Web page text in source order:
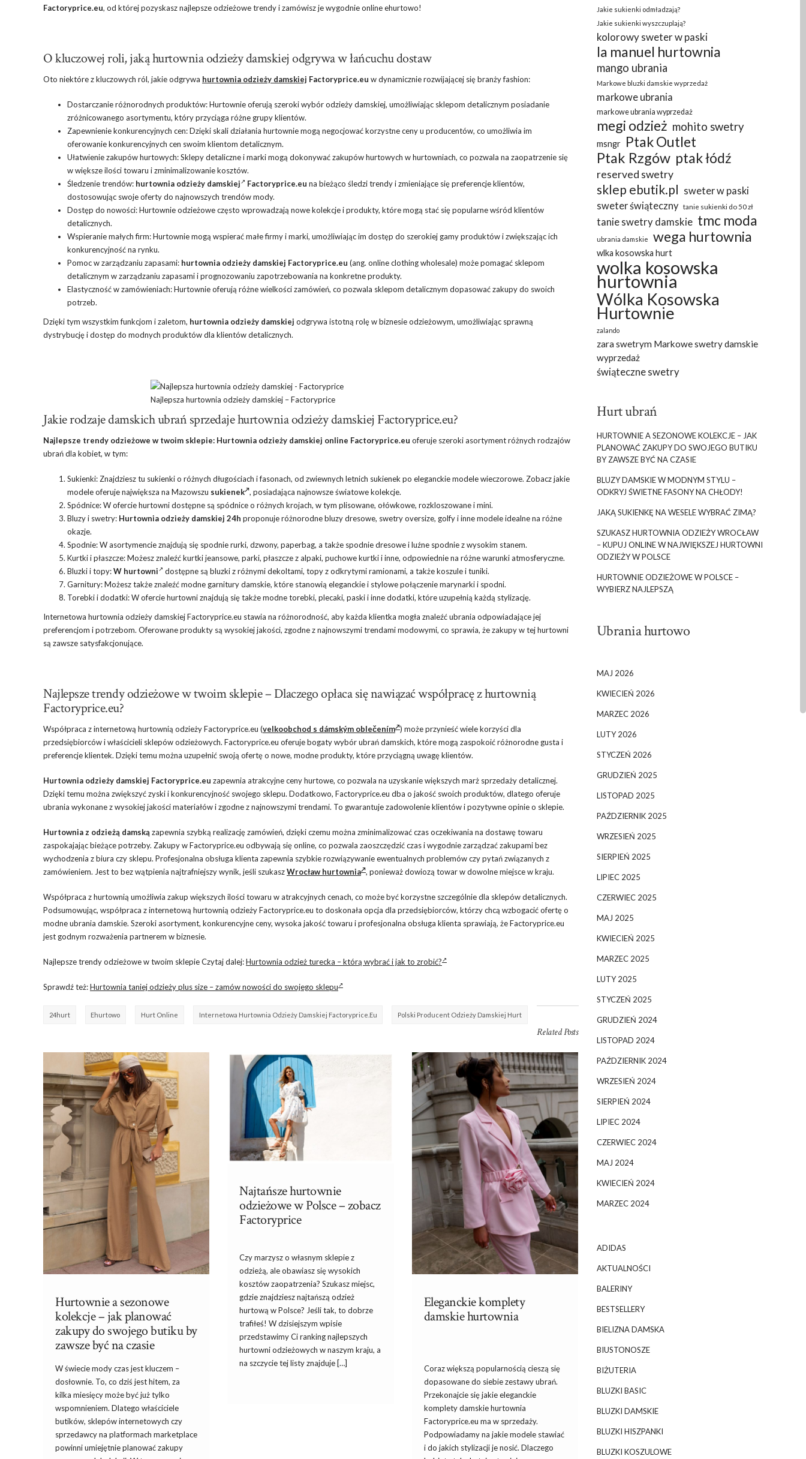
Factoryprice.eu, od której pozyskasz najlepsze odzieżowe trendy i zamówisz je wygodnie online ehurtowo!
O kluczowej roli, jaką hurtownia odzieży damskiej odgrywa w łańcuchu dostaw
Oto niektóre z kluczowych ról, jakie odgrywa hurtownia odzieży damskiej Factoryprice.eu w dynamicznie rozwijającej się branży fashion:
Dostarczanie różnorodnych produktów: Hurtownie oferują szeroki wybór odzieży damskiej, umożliwiając sklepom detalicznym posiadanie
zróżnicowanego asortymentu, który przyciąga różne grupy klientów.
Zapewnienie konkurencyjnych cen: Dzięki skali działania hurtownie mogą negocjować korzystne ceny u producentów, co umożliwia im
oferowanie konkurencyjnych cen swoim klientom detalicznym.
Ułatwienie zakupów hurtowych: Sklepy detaliczne i marki mogą dokonywać zakupów hurtowych w hurtowniach, co pozwala na zaopatrzenie się
w większe ilości towaru i zminimalizowanie kosztów.
Śledzenie trendów: hurtownia odzieży damskiej Factoryprice.eu na bieżąco śledzi trendy i zmieniające się preferencje klientów,
dostosowując swoje oferty do najnowszych trendów mody.
Dostęp do nowości: Hurtownie odzieżowe często wprowadzają nowe kolekcje i produkty, które mogą stać się popularne wśród klientów
detalicznych.
Wspieranie małych firm: Hurtownie mogą wspierać małe firmy i marki, umożliwiając im dostęp do szerokiej gamy produktów i zwiększając ich
konkurencyjność na rynku.
Pomoc w zarządzaniu zapasami: hurtownia odzieży damskiej Factoryprice.eu (ang. online clothing wholesale) może pomagać sklepom
detalicznym w zarządzaniu zapasami i prognozowaniu zapotrzebowania na konkretne produkty.
Elastyczność w zamówieniach: Hurtownie oferują różne wielkości zamówień, co pozwala sklepom detalicznym dopasować zakupy do swoich
potrzeb.
Dzięki tym wszystkim funkcjom i zaletom, hurtownia odzieży damskiej odgrywa istotną rolę w biznesie odzieżowym, umożliwiając sprawną
dystrybucję i dostęp do modnych produktów dla klientów detalicznych.
Najlepsza hurtownia odzieży damskiej– Factoryprice
Jakie rodzaje damskich ubrań sprzedaje hurtownia odzieży damskiej Factoryprice.eu?
Najlepsze trendy odzieżowe w twoim sklepie: Hurtownia odzieży damskiej online Factoryprice.eu oferuje szeroki asortyment różnych rodzajów
ubrań dla kobiet, w tym:
Sukienki: Znajdziesz tu sukienki o różnych długościach i fasonach, od zwiewnych letnich sukienek po eleganckie modele wieczorowe. Zobacz jakie
modele oferuje największa na Mazowszu sukienek , posiadająca najnowsze światowe kolekcje.
Spódnice: W ofercie hurtowni dostępne są spódnice o różnych krojach, w tym plisowane, ołówkowe, rozkloszowane i mini.
Bluzy i swetry: Hurtownia odzieży damskiej 24h proponuje różnorodne bluzy dresowe, swetry oversize, golfy i inne modele idealne na różne
okazje.
Spodnie: W asortymencie znajdują się spodnie rurki, dzwony, paperbag, a także spodnie dresowe i luźne spodnie z wysokim stanem.
Kurtki i płaszcze: Możesz znaleźć kurtki jeansowe, parki, płaszcze z alpaki, puchowe kurtki i inne, odpowiednie na różne warunki atmosferyczne.
Bluzki i topy:W hurtowni
dostępne są bluzki z różnymi dekoltami, topy z odkrytymi ramionami, a także koszule i tuniki.
Garnitury: Możesz także znaleźć modne garnitury damskie, które stanowią eleganckie i stylowe połączenie marynarki i spodni.
Torebki i dodatki: W ofercie hurtowni znajdują się także modne torebki, plecaki, paski i inne dodatki, które uzupełnią każdą stylizację.
Internetowa hurtownia odzieży damskiej Factoryprice.eu stawia na różnorodność, aby każda klientka mogła znaleźć ubrania odpowiadające jej
preferencjom i potrzebom. Oferowane produkty są wysokiej jakości, zgodne z najnowszymi trendami modowymi, co sprawia, że zakupy w tej hurtowni
są zawsze satysfakcjonujące.
Najlepsze trendy odzieżowe w twoim sklepie – Dlaczego opłaca się nawiązać współpracę z hurtownią
Factoryprice.eu?
Współpraca z internetową hurtownią odzieży Factoryprice.eu (velkoobchod s dámským oblečením ) może przynieść wiele korzyści dla
przedsiębiorców i właścicieli sklepów odzieżowych. Factoryprice.eu oferuje bogaty wybór ubrań damskich, które mogą zaspokoić różnorodne gusta i
preferencje klientek. Dzięki temu można uzupełnić swoją ofertę o nowe, modne produkty, które przyciągną uwagę klientów.
Hurtownia odzieży damskiej Factoryprice.eu zapewnia atrakcyjne ceny hurtowe, co pozwala na uzyskanie większych marż sprzedaży detalicznej.
Dzięki temu można zwiększyć zyski i konkurencyjność swojego sklepu. Dodatkowo, Factoryprice.eu dba o jakość swoich produktów, dlatego oferuje
ubrania wykonane z wysokiej jakości materiałów i zgodne z najnowszymi trendami. To gwarantuje zadowolenie klientów i pozytywne opinie o sklepie.
Hurtownia z odzieżą damską zapewnia szybką realizację zamówień, dzięki czemu można zminimalizować czas oczekiwania na dostawę towaru
zaspokajając bieżące potrzeby. Zakupy w Factoryprice.eu odbywają się online, co pozwala zaoszczędzić czas i wygodnie zarządzać zakupami bez
wychodzenia z biura czy sklepu. Profesjonalna obsługa klienta zapewnia szybkie rozwiązywanie ewentualnych problemów czy pytań związanych z
zamówieniem. Jest to bez wątpienia najtrafniejszy wynik, jeśli szukaszWrocław hurtownia , ponieważ dowiozą towar w dowolne miejsce w kraju.
Współpraca z hurtownią umożliwia zakup większych ilości towaru w atrakcyjnych cenach, co może być korzystne szczególnie dla sklepów detalicznych.
Podsumowując, współpraca z internetową hurtownią odzieży Factoryprice.eu to doskonała opcja dla przedsiębiorców, którzy chcą wzbogacić ofertę o
modne ubrania damskie. Szeroki asortyment, konkurencyjne ceny, wysoka jakość towaru i profesjonalna obsługa klienta sprawiają, że Factoryprice.eu
jest godnym rozważenia partnerem w biznesie.
Najlepsze trendy odzieżowe w twoim sklepie Czytaj dalej:Hurtownia odzież turecka – którą wybrać i jak to zrobić?
Sprawdź też:Hurtownia taniej odzieży plus size – zamów nowości do swojego sklepu
24hurt Ehurtowo Hurt Online Internetowa Hurtownia Odzieży Damskiej Factoryprice.eu Polski Producent Odzieży Damskiej Hurt
Related Posts
Hurtownie a sezonowe
kolekcje – jak planować
zakupy do swojego butiku by
zawsze być na czasie
W świecie mody czas jest kluczem –
dosłownie. To, co dziś jest hitem, za
kilka miesięcy może być już tylko
wspomnieniem. Dlatego właściciele
butików, sklepów internetowych czy
sprzedawcy na platformach marketplace
powinni umiejętnie planować zakupy
Najtańsze hurtownie
odzieżowe w Polsce – zobacz
Factoryprice
Czy marzysz o własnym sklepie z
odzieżą, ale obawiasz się wysokich
kosztów zaopatrzenia? Szukasz miejsc,
gdzie znajdziesz najtańszą odzież
hurtową w Polsce? Jeśli tak, to dobrze
trafiłeś! W dzisiejszym wpisie
przedstawimy Ci ranking najlepszych
hurtowni odzieżowych w naszym kraju, a
na szczycie tej listy znajduje […]
Eleganckie komplety
damskie hurtownia
Coraz większą popularnością cieszą się
dopasowane do siebie zestawy ubrań.
Przekonajcie się jakie eleganckie
komplety damskie hurtownia
Factoryprice.eu ma w sprzedaży.
Podpowiadamy na jakie modele stawiać
i do jakich stylizacji je nosić. Dlaczego
Jakie sukienki odmładzają?
Jakie sukienki wyszczuplają?
kolorowy sweter w paski
la manuel hurtownia
mango ubrania
Markowe bluzki damskie wyprzedaż
markowe ubrania
markowe ubrania wyprzedaż
megi odzież mohito swetry
msngr Ptak Outlet
Ptak Rzgów ptak łódź
reserved swetry
sklep ebutik.pl sweter w paski
sweter świąteczny
tanie sukienki do 50 zł
tanie swetry damskie tmc moda
ubrania damskie wega hurtownia
wlka kosowska hurt
wolka kosowska
hurtownia
Wólka Kosowska
Hurtownie
zalando
zara swetrym Markowe swetry damskie
wyprzedaż
świąteczne swetry
Hurt ubrań
HURTOWNIE A SEZONOWE KOLEKCJE – JAK
PLANOWAĆ ZAKUPY DO SWOJEGO BUTIKU
BY ZAWSZE BYĆ NA CZASIE
BLUZY DAMSKIE W MODNYM STYLU –
ODKRYJ ŚWIETNE FASONY NA CHŁODY!
JAKĄ SUKIENKĘ NA WESELE WYBRAĆ ZIMĄ?
SZUKASZ HURTOWNIA ODZIEŻY WROCŁAW
– KUPUJ ONLINE W NAJWIĘKSZEJ HURTOWNI
ODZIEŻY W POLSCE
HURTOWNIE ODZIEŻOWE W POLSCE –
WYBIERZ NAJLEPSZĄ
Ubrania hurtowo
MAJ 2026
KWIECIEŃ 2026
MARZEC 2026
LUTY 2026
STYCZEŃ 2026
GRUDZIEŃ 2025
LISTOPAD 2025
PAŹDZIERNIK 2025
WRZESIEŃ 2025
SIERPIEŃ 2025
LIPIEC 2025
CZERWIEC 2025
MAJ 2025
KWIECIEŃ 2025
MARZEC 2025
LUTY 2025
STYCZEŃ 2025
GRUDZIEŃ 2024
LISTOPAD 2024
PAŹDZIERNIK 2024
WRZESIEŃ 2024
SIERPIEŃ 2024
LIPIEC 2024
CZERWIEC 2024
MAJ 2024
KWIECIEŃ 2024
MARZEC 2024
ADIDAS
AKTUALNOŚCI
BALERINY
BESTSELLERY
BIELIZNA DAMSKA
BIUSTONOSZE
BIŻUTERIA
BLUZKI BASIC
BLUZKI DAMSKIE
BLUZKI HISZPANKI
BLUZKI KOSZULOWE